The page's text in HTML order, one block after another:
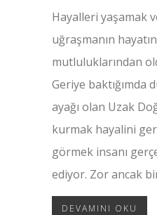
Hayalleri yaşamak
uğraşmanın
mutluluklarından
Geriye baktığımda
ayağı olan Uzak
kurmak hayalini
görmek insanı
ediyor. Zor ancak
DEVAMINI OKU